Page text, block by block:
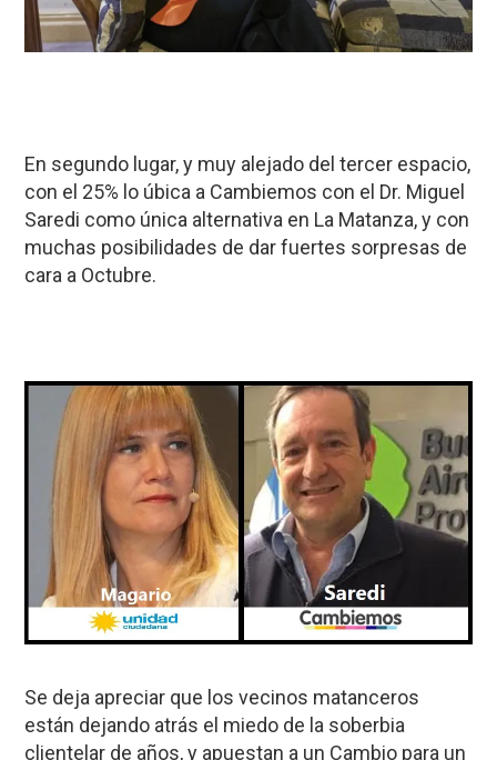
En segundo lugar, y muy alejado del tercer espacio,
con el 25% lo úbica a Cambiemos con el Dr. Miguel
Saredi como única alternativa en La Matanza, y con
muchas posibilidades de dar fuertes sorpresas de
cara a Octubre.
Se deja apreciar que los vecinos matanceros
están dejando atrás el miedo de la soberbia
clientelar de años, y apuestan a un Cambio para un